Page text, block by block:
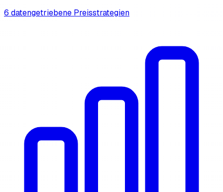
6 datengetriebene Preisstrategien